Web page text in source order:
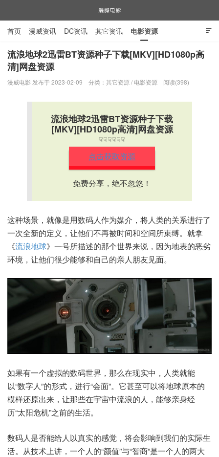
漫威电影

首页 漫威资讯 DC资讯 其它资讯 电影资源
电视剧资源 漫威图片
流浪地球2迅雷BT资源种子下载[MKV][HD1080p高
清]网盘资源
漫威电影 发布于 2023-02-09 分类： 其它资源 / 电影资源 阅读(398)
流浪地球2迅雷BT资源种子下载
[MKV][HD1080p高清]网盘资源
☟☟☟☟☟☟
点击获取资源
免费分享，绝不忽悠！
这种场景，就像是用数码人作为媒介，将人类的关系进行了
一次全新的定义，让他们不再被时间和空间所束缚。就拿
《流浪地球》一号所描述的那个世界来说，因为地表的恶劣
环境，让他们很少能够和自己的亲人朋友见面。
如果有一个虚拟的数码世界，那么在现实中，人类就能
以“数字人”的形式，进行“会面”。它甚至可以将地球原本的
模样还原出来，让那些在宇宙中流浪的人，能够亲身经
历“太阳危机”之前的生活。
数码人是否能给人以真实的感觉，将会影响到我们的实际生
活。从技术上讲，一个人的“颜值”与“智商”是一个人的两大